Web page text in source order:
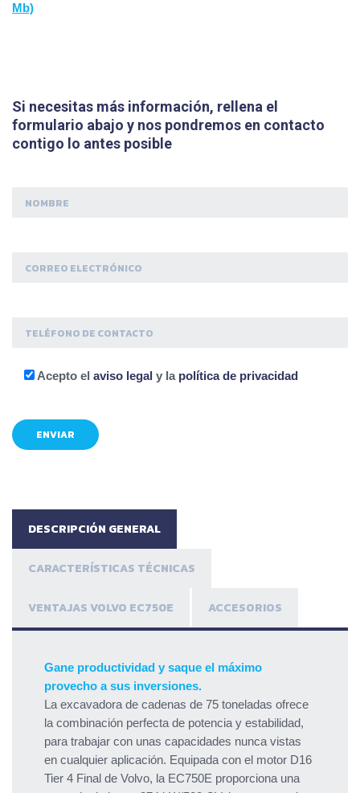
Mb)
Si necesitas más información, rellena el
formulario abajo y nos pondremos en contacto
contigo lo antes posible
Acepto el aviso legal y la política de privacidad
DESCRIPCIÓN GENERAL
CARACTERÍSTICAS TÉCNICAS
VENTAJAS VOLVO EC750E ACCESORIOS
Gane productividad y saque el máximo
provecho a sus inversiones.
La excavadora de cadenas de 75 toneladas ofrece
la combinación perfecta de potencia y estabilidad,
para trabajar con unas capacidades nunca vistas
en cualquier aplicación. Equipada con el motor D16
Tier 4 Final de Volvo, la EC750E proporciona una